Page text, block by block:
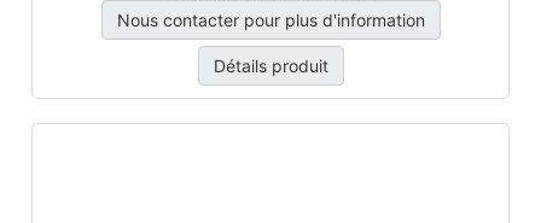
Nous contacter pour plus d'information
Détails produit